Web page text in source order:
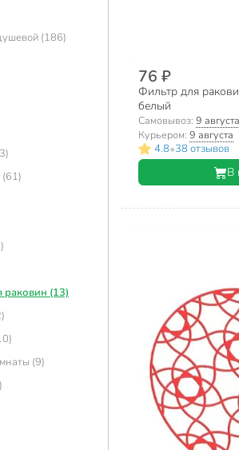
(186)
(13)
(9)
76 ₽
Фильтр для
белый
Самовывоз: 9 августа
Курьером: 9 августа
4.8•38 отзывов
В